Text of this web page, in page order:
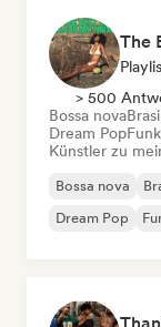
The
> 500
Bossa nova
Dream PopFunk
Künstler zu
Bossa nova
Dream Pop